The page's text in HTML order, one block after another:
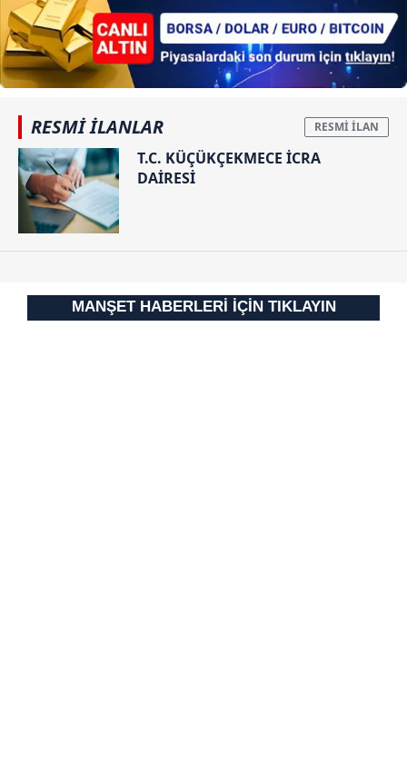
reklam/pazarlama faaliyetlerinin yapılması, amaçlarıyla
sınırlı olarak açık rızanız dahilinde kullanılacaktır.
Çerezlere ilişkin tercihlerinizi aşağıda yer alan panel
için Ayarlar butonuna tıklayabilir,
Çerez Bilgilendirme
Metnimizi ziyaret edebilirsiniz.
6698 sayılı Kişisel Verilerin Korunması Kanunu uyarınca
hazırlanmış Aydınlatma Metnimizi okumak ve sitemizde
yardım ettiği
tespit
edilmişti!
RESMİ İLANLAR
T.C. KÜÇÜKÇEKMECE İCRA
DAİRESİ
MANŞET HABERLERİ İÇİN TIKLAYIN